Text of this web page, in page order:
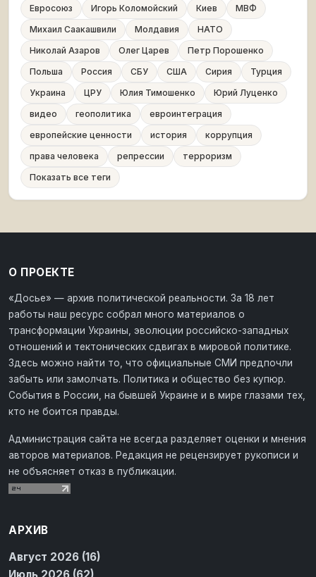
Евросоюз
Игорь Коломойский Киев
МВФ
Михаил Саакашвили
Молдавия
НАТО
Николай Азаров
Олег Царев
Петр Порошенко
Польша
Россия СБУ США Сирия
Турция
Украина
ЦРУ Юлия Тимошенко
Юрий Луценко
видео
геополитика
евроинтеграция
европейские ценности
история
коррупция
права человека
репрессии
терроризм
Показать все теги
О ПРОЕКТЕ
«Досье» — архив политической реальности. За 18 лет
работы наш ресурс собрал много материалов о
трансформации Украины, эволюции российско-западных
отношений и тектонических сдвигах в мировой политике.
Здесь можно найти то, что официальные СМИ предпочли
забыть или замолчать. Политика и общество без купюр.
События в России, на бывшей Украине и в мире глазами тех,
кто не боится правды.
Администрация сайта не всегда разделяет оценки и мнения
авторов материалов. Редакция не рецензирует рукописи и
не объясняет отказ в публикации.
АРХИВ
Август 2026 (16)